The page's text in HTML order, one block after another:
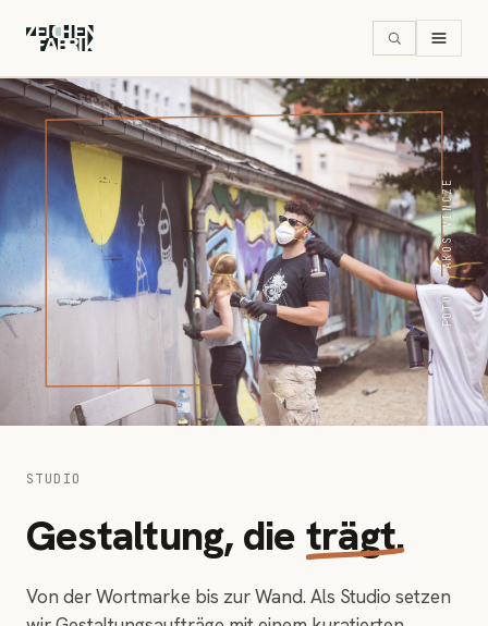
STUDIO
Gestaltung, die trägt.
Von der Wortmarke bis zur Wand. Als Studio setzen
FOTO · AKOS VINCZE